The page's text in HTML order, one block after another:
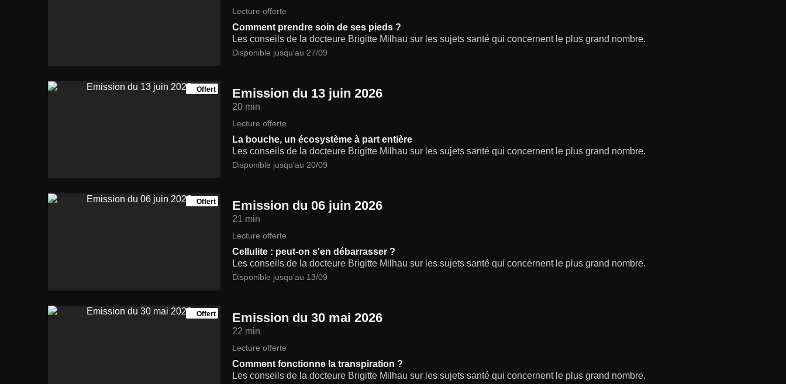
Lecture offerte
Comment prendre soin de ses pieds ?
Les conseils de la docteure Brigitte Milhau sur les sujets santé qui concernent le plus grand nombre.
Disponible jusqu'au 27/09
Offert Emission du 13 juin 2026
20 min
Lecture offerte
La bouche, un écosystème à part entière
Les conseils de la docteure Brigitte Milhau sur les sujets santé qui concernent le plus grand nombre.
Disponible jusqu'au 20/09
Offert Emission du 06 juin 2026
21 min
Lecture offerte
Cellulite : peut-on s'en débarrasser ?
Les conseils de la docteure Brigitte Milhau sur les sujets santé qui concernent le plus grand nombre.
Disponible jusqu'au 13/09
Offert Emission du 30 mai 2026
22 min
Lecture offerte
Comment fonctionne la transpiration ?
Les conseils de la docteure Brigitte Milhau sur les sujets santé qui concernent le plus grand nombre.